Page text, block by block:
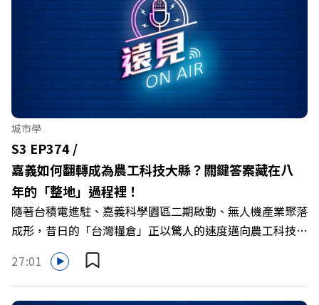
城市學
S3 EP374 /
嘉義如何翻轉成為農工科技大縣？關鍵答案藏在八
年的「整地」過程裡！
隨著台積電進駐、嘉義科學園區二期啟動、無人機產業聚落
成形，昔日的「台灣糧倉」正以驚人的速度邁向農工科技大
縣。在智慧農業、精品農產與「嘉義優鮮」品牌同步升級的
推動下，嘉義縣政府成功打破過往傳統農業縣的侷限，讓返
鄉子弟不僅能「回得來、留得下、活得好」，更為地方累積
27:01